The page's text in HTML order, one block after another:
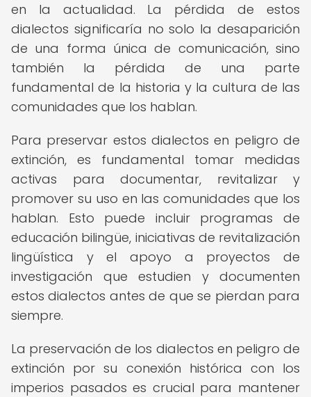
en la actualidad. La pérdida de estos
dialectos significaría no solo la desaparición
de una forma única de comunicación, sino
también la pérdida de una parte
fundamental de la historia y la cultura de las
comunidades que los hablan.
Para preservar estos dialectos en peligro de
extinción, es fundamental tomar medidas
activas para documentar, revitalizar y
promover su uso en las comunidades que los
hablan. Esto puede incluir programas de
educación bilingüe, iniciativas de revitalización
lingüística y el apoyo a proyectos de
investigación que estudien y documenten
estos dialectos antes de que se pierdan para
siempre.
La preservación de los dialectos en peligro de
extinción por su conexión histórica con los
imperios pasados es crucial para mantener